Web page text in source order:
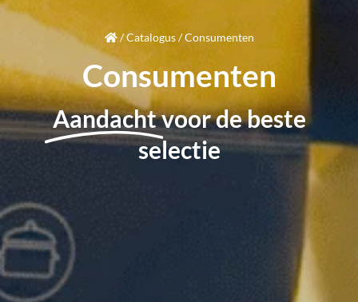
/Catalogus/Consumenten
Consumenten
Aandachtvoor de beste
selectie